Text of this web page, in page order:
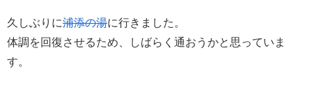
久しぶりに浦添の湯に行きました。
体調を回復させるため、しばらく通おうかと思っていま
す。